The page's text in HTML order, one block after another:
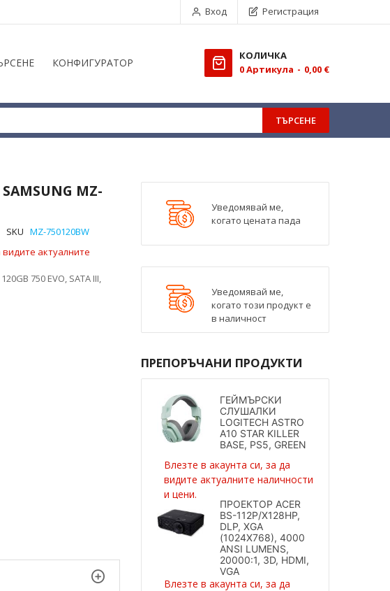
Вход Регистрация
КОНФИГУРАТОР
КОЛИЧКА
0Aртикула 0,00 €
ТЪРСЕНЕ
MZ-
SKU MZ-750120BW
видите актуалните
750 EVO, SATA III,
Уведомявай ме,
когато цената пада
Уведомявай ме,
когато този продукт е
в наличност
ПРЕПОРЪЧАНИ ПРОДУКТИ
ГЕЙМЪРСКИ
СЛУШАЛКИ
LOGITECH ASTRO
A10 STAR KILLER
BASE, PS5, GREEN
Влезте в акаунта си, за да
видите актуалните наличности
и цени.
ПРОЕКТОР ACER
BS-112P/X128HP,
DLP, XGA
(1024X768), 4000
ANSI LUMENS,
20000:1, 3D, HDMI,
VGA
Влезте в акаунта си, за да